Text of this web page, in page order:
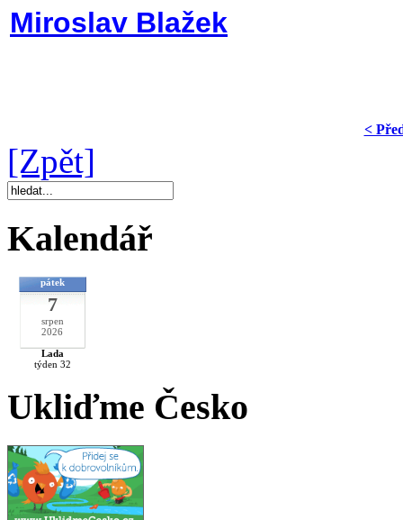
Miroslav Blažek
<
[Zpět]
Kalendář
pátek
7
srpen
2026
Lada
týden 32
Ukliďme Česko